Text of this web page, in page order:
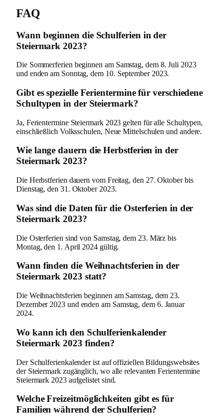
FAQ
Wann beginnen die Schulferien in der
Steiermark 2023?
Die Sommerferien beginnen am Samstag, dem 8. Juli 2023
und enden am Sonntag, dem 10. September 2023.
Gibt es spezielle Ferientermine für verschiedene
Schultypen in der Steiermark?
Ja, Ferientermine Steiermark 2023 gelten für alle Schultypen,
einschließlich Volksschulen, Neue Mittelschulen und andere.
Wie lange dauern die Herbstferien in der
Steiermark 2023?
Die Herbstferien dauern vom Freitag, den 27. Oktober bis
Dienstag, den 31. Oktober 2023.
Was sind die Daten für die Osterferien in der
Steiermark 2023?
Die Osterferien sind von Samstag, dem 23. März bis
Montag, den 1. April 2024 gültig.
Wann finden die Weihnachtsferien in der
Steiermark 2023 statt?
Die Weihnachtsferien beginnen am Samstag, dem 23.
Dezember 2023 und enden am Samstag, dem 6. Januar
2024.
Wo kann ich den Schulferienkalender
Steiermark 2023 finden?
Der Schulferienkalender ist auf offiziellen Bildungswebsites
der Steiermark zugänglich, wo alle relevanten Ferientermine
Steiermark 2023 aufgelistet sind.
Welche Freizeitmöglichkeiten gibt es für
Familien während der Schulferien?